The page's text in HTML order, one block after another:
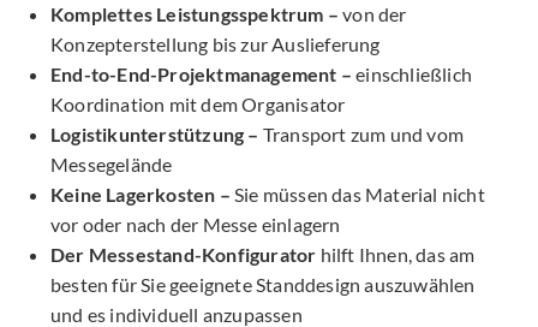
Komplettes Leistungsspektrum – von der
Konzepterstellung bis zur Auslieferung
End-to-End-Projektmanagement – einschließlich
Koordination mit dem Organisator
Logistikunterstützung – Transport zum und vom
Messegelände
Keine Lagerkosten – Sie müssen das Material nicht
vor oder nach der Messe einlagern
Der Messestand-Konfigurator hilft Ihnen, das am
besten für Sie geeignete Standdesign auszuwählen
und es individuell anzupassen